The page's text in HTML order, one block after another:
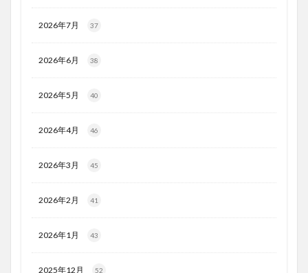
2026年7月 37
2026年6月 38
2026年5月 40
2026年4月 46
2026年3月 45
2026年2月 41
2026年1月 43
2025年12月 52